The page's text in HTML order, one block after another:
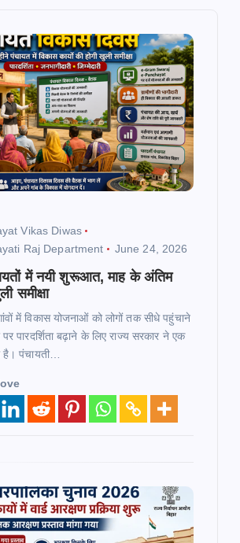
Vikas Diwas
Raj Department
June 24, 2026
में नयी शुरूआत, माह के अंतिम
समीक्षा
में विकास योजनाओं को लोगों तक सीधे पहुंचाने
पारदर्शिता बढ़ाने के लिए राज्य सरकार ने एक
पंचायती…